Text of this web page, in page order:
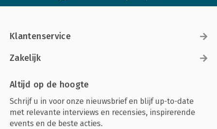
Klantenservice
Zakelijk
Altijd op de hoogte
Schrijf u in voor onze nieuwsbrief en blijf up-to-date
met relevante interviews en recensies, inspirerende
events en de beste acties.